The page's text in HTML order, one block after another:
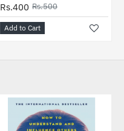
Rs.400 Rs.500
Add to Cart